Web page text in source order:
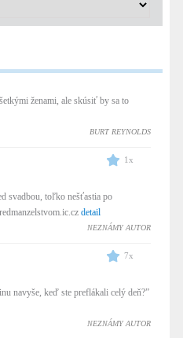
ženami, ale skúsiť by sa to
BURT REYNOLDS
1x
svadbou, toľko nešťastia po
detail
NEZNÁMY AUTOR
7x
navyše, keď ste preflákali celý deň?”
NEZNÁMY AUTOR